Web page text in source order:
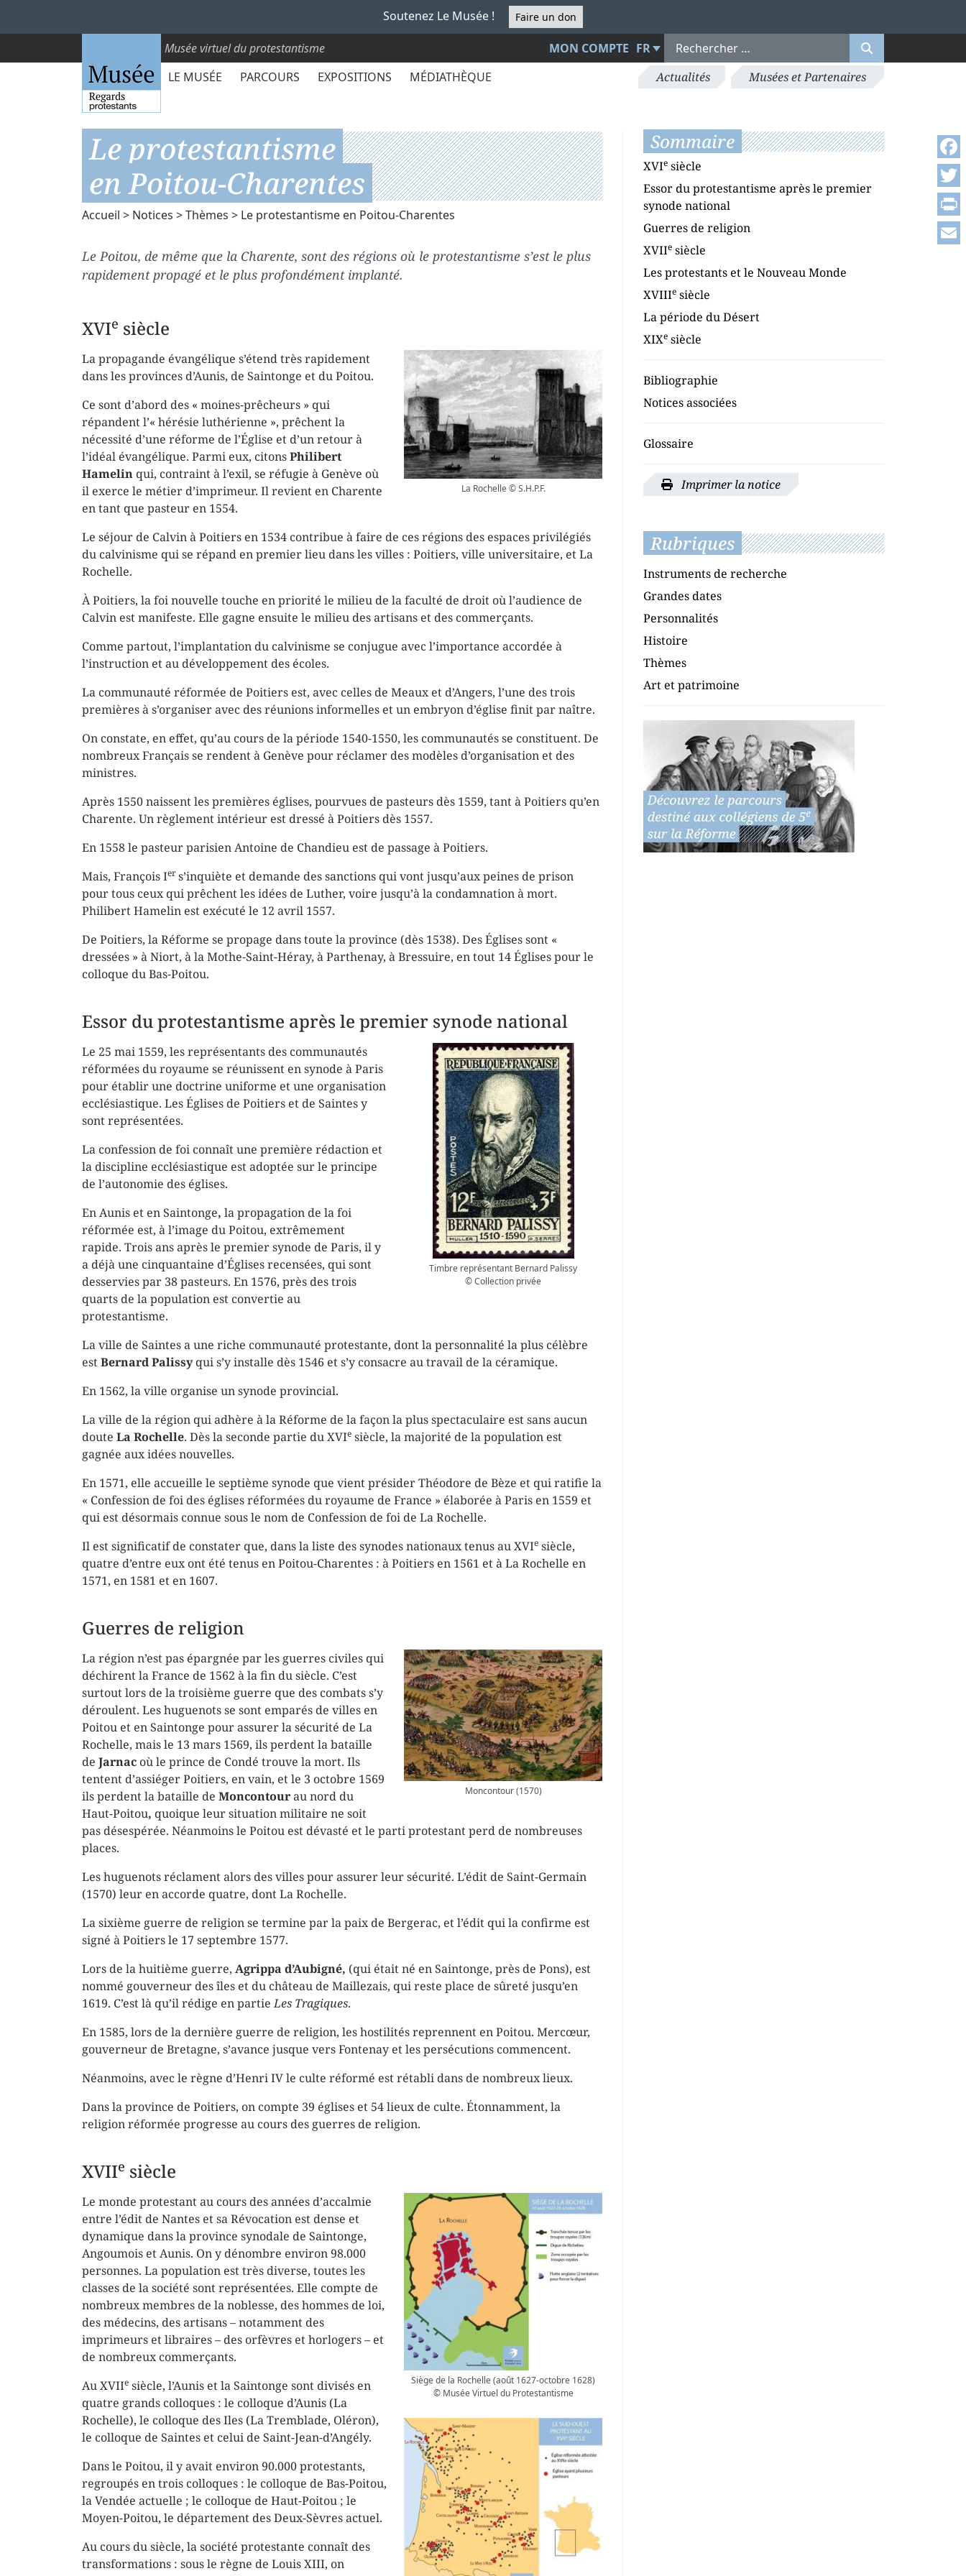
Soutenez Le Musée ! Faire un don
Musée virtuel du protestantisme MON COMPTE FR
LE MUSÉE
PARCOURS EXPOSITIONS MÉDIATHÈQUE Actualités Musées et Partenaires
Le protestantisme
en Poitou-Charentes
Accueil > Notices >Thèmes > Le protestantisme en Poitou-Charentes
Le Poitou, de même que la Charente, sont des régions où le protestantisme s’est le plus
rapidement propagé et le plus profondément implanté.
XVIe siècle
La Rochelle © S.H.P.F.
La propagande évangélique s’étend très rapidement
dans les provinces d’Aunis, de Saintonge et du Poitou.
Ce sont d’abord des « moines-prêcheurs » qui
répandent l’« hérésie luthérienne », prêchent la
nécessité d’une réforme de l’Église et d’un retour à
l’idéal évangélique. Parmi eux, citonsPhilibert
Hamelin qui, contraint à l’exil, se réfugie à Genève où
il exerce le métier d’imprimeur. Il revient en Charente
en tant que pasteur en 1554.
Le séjour de Calvin à Poitiers en 1534 contribue à faire de ces régions des espaces privilégiés
du calvinisme qui se répand en premier lieu dans les villes : Poitiers, ville universitaire, et La
Rochelle.
À Poitiers, la foi nouvelle touche en priorité le milieu de la faculté de droit où l’audience de
Calvin est manifeste. Elle gagne ensuite le milieu des artisans et des commerçants.
Comme partout, l’implantation du calvinisme se conjugue avec l’importance accordée à
l’instruction et au développement des écoles.
La communauté réformée de Poitiers est, avec celles de Meaux et d’Angers, l’une des trois
premières à s’organiser avec des réunions informelles et un embryon d’église finit par naître.
On constate, en effet, qu’au cours de la période 1540-1550, les communautés se constituent. De
nombreux Français se rendent à Genève pour réclamer des modèles d’organisation et des
ministres.
Après 1550 naissent les premières églises, pourvues de pasteurs dès 1559, tant à Poitiers qu’en
Charente. Un règlement intérieur est dressé à Poitiers dès 1557.
En 1558 le pasteur parisien Antoine de Chandieu est de passage à Poitiers.
Mais, François Iers’inquiète et demande des sanctions qui vont jusqu’aux peines de prison
pour tous ceux qui prêchent les idées de Luther, voire jusqu’à la condamnation à mort.
Philibert Hamelin est exécuté le 12 avril 1557.
De Poitiers, la Réforme se propage dans toute la province (dès 1538). Des Églises sont «
dressées » à Niort, à la Mothe-Saint-Héray, à Parthenay, à Bressuire, en tout 14 Églises pour le
colloque du Bas-Poitou.
Essor du protestantisme après le premier synode national
Timbre représentant Bernard Palissy
© Collection privée
Le 25 mai 1559, les représentants des communautés
réformées du royaume se réunissent ensynode à Paris
pour établir une doctrine uniforme et une organisation
ecclésiastique. Les Églises de Poitiers et de Saintes y
sont représentées.
La confession de foi connaît une première rédaction et
la discipline ecclésiastique est adoptée sur le principe
de l’autonomie des églises.
En Aunis et en Saintonge, la propagation de la foi
réformée est, à l’image du Poitou, extrêmement
rapide. Trois ans après le premier synode de Paris, il y
a déjà une cinquantaine d’Églises recensées, qui sont
desservies par 38 pasteurs. En 1576, près des trois
quarts de la population est convertie au
protestantisme.
La ville de Saintes a une riche communauté protestante, dont la personnalité la plus célèbre
estBernard Palissyqui s’y installe dès 1546 et s’y consacre au travail de la céramique.
En 1562, la ville organise un synode provincial.
La ville de la région qui adhère à la Réforme de la façon la plus spectaculaire est sans aucun
doute La Rochelle. Dès la seconde partie du XVIe siècle, la majorité de la population est
gagnée aux idées nouvelles.
En 1571, elle accueille le septième synode que vient présider Théodore de Bèze et qui ratifie la
« Confession de foi des églises réformées du royaume de France » élaborée à Paris en 1559 et
qui est désormais connue sous le nom de Confession de foi de La Rochelle.
Il est significatif de constater que, dans la liste des synodes nationaux tenus au XVIe siècle,
quatre d’entre eux ont été tenus en Poitou-Charentes : à Poitiers en 1561 et à La Rochelle en
1571, en 1581 et en 1607.
Guerres de religion
Moncontour (1570)
La région n’est pas épargnée par les guerres civiles qui
déchirent la France de 1562 à la fin du siècle. C’est
surtout lors de la troisième guerre que des combats s’y
déroulent. Les huguenots se sont emparés de villes en
Poitou et en Saintonge pour assurer la sécurité de La
Rochelle, mais le 13 mars 1569, ils perdent la bataille
de Jarnac où le prince de Condé trouve la mort. Ils
tentent d’assiéger Poitiers, en vain, et le 3 octobre 1569
ils perdent la bataille de Moncontourau nord du
Haut-Poitou, quoique leur situation militaire ne soit
pas désespérée. Néanmoins le Poitou est dévasté et le parti protestant perd de nombreuses
places.
Les huguenots réclament alors des villes pour assurer leur sécurité. L’édit de Saint-Germain
(1570) leur en accorde quatre, dont La Rochelle.
La sixième guerre de religion se termine par la paix de Bergerac, et l’édit qui la confirme est
signé à Poitiers le 17 septembre 1577.
Lors de la huitième guerre, Agrippa d’Aubigné, (qui était né en Saintonge, près de Pons), est
nommé gouverneur des îles et du château de Maillezais, qui reste place de sûreté jusqu’en
1619. C’est là qu’il rédige en partieLes Tragiques.
En 1585, lors de la dernière guerre de religion, les hostilités reprennent en Poitou. Mercœur,
gouverneur de Bretagne, s’avance jusque vers Fontenay et les persécutions commencent.
Néanmoins, avec le règne d’Henri IV le culte réformé est rétabli dans de nombreux lieux.
Dans la province de Poitiers, on compte 39 églises et 54 lieux de culte. Étonnamment, la
religion réformée progresse au cours des guerres de religion.
XVIIe siècle
Siège de la Rochelle (août 1627-octobre 1628)
© Musée Virtuel du Protestantisme
Le monde protestant au cours des années d’accalmie
entre l’édit de Nantes et sa Révocation est dense et
dynamique dans la province synodale de Saintonge,
Angoumois et Aunis. On y dénombre environ 98.000
personnes. La population est très diverse, toutes les
classes de la société sont représentées. Elle compte de
nombreux membres de la noblesse, des hommes de loi,
des médecins, des artisans – notamment des
imprimeurs et libraires – des orfèvres et horlogers – et
de nombreux commerçants.
Au XVIIe siècle, l’Aunis et la Saintonge sont divisés en
quatre grands colloques : le colloque d’Aunis (La
Rochelle), le colloque des Iles (La Tremblade, Oléron),
le colloque de Saintes et celui de Saint-Jean-d’Angély.
Dans le Poitou, il y avait environ 90.000 protestants,
regroupés en trois colloques : le colloque de Bas-Poitou,
la Vendée actuelle ; le colloque de Haut-Poitou ; le
Moyen-Poitou, le département des Deux-Sèvres actuel.
Au cours du siècle, la société protestante connaît des
transformations : sous le règne de Louis XIII, on
Sommaire
XVIe siècle
Essor du protestantisme après le premier
synode national
Guerres de religion
XVIIe siècle
Les protestants et le Nouveau Monde
XVIIIe siècle
La période du Désert
XIXe siècle
Bibliographie
Notices associées
Glossaire
Imprimer la notice
Rubriques
Instruments de recherche
Grandes dates
Personnalités
Histoire
Thèmes
Art et patrimoine
Print